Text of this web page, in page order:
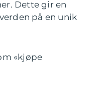
Dette gir en
på en unik
«kjøpe